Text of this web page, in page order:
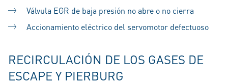
Válvula EGR de baja presión no abre o no cierra
Accionamiento eléctrico del servomotor defectuoso
RECIRCULACIÓN DE LOS GASES DE
ESCAPE Y PIERBURG